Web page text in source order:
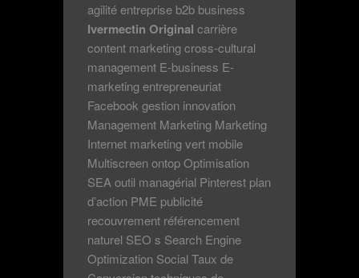
agilité entreprise b2b business
Ivermectin Original carrière
content marketing cross-cultural
management E-business E-
marketing entrepreneuriat
Facebook gestion innovation
Management Marketing Marketing
Internet marketing vert mobile
Multiscreen ontop Optimisation
SEA outil managérial Pinterest plan
d’action PME publicité
recouvrement référencement
naturel SEO s Search Engine
Optimization Social Taux de